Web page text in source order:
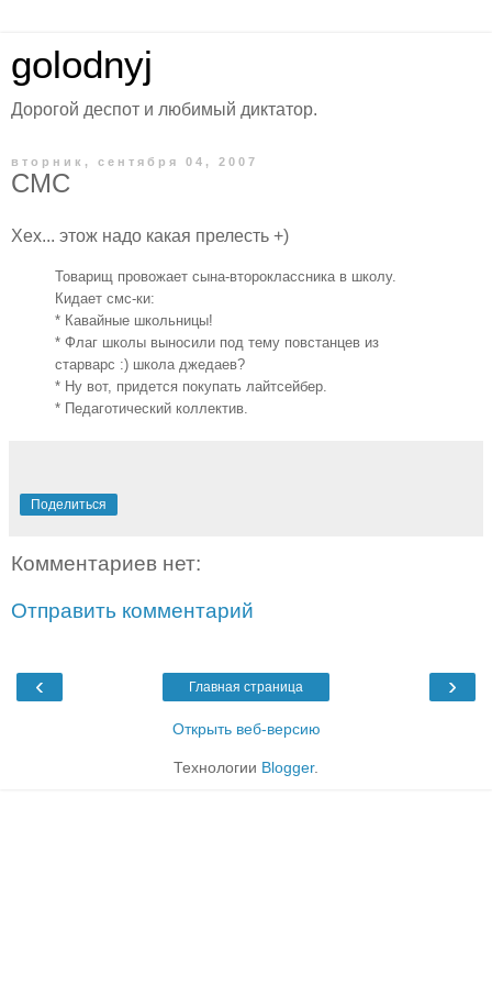
golodnyj
Дорогой деспот и любимый диктатор.
вторник, сентября 04, 2007
СМС
Хех... этож надо какая прелесть +)
Товарищ провожает сына-второклассника в школу.
Кидает смс-ки:
* Кавайные школьницы!
* Флаг школы выносили под тему повстанцев из
старварс :) школа джедаев?
* Ну вот, придется покупать лайтсейбер.
* Педаготический коллектив.
Поделиться
Комментариев нет:
Отправить комментарий
‹ ›
Главная страница
Открыть веб-версию
Технологии Blogger.